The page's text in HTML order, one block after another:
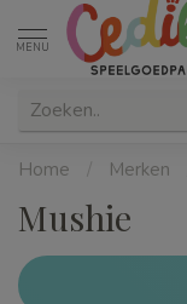
MENU
Home / Merken
Mushie